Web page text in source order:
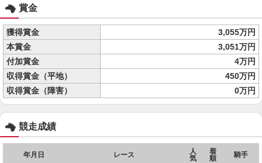
賞金
獲得賞金
3,055万円
本賞金
3,051万円
付加賞金
4万円
収得賞金（平地）
450万円
収得賞金（障害）
0万円
競走成績
年月日 レース
人
気
着
順
騎手